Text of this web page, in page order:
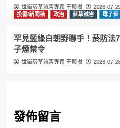
世衛菸草減害專家 王郁揚
2026-07-
投書/新聞稿
政治 菸草減害 電子菸
罕見藍綠白朝野聯手！菸防法
子煙禁令
世衛菸草減害專家 王郁揚 2026-07-
發佈留言